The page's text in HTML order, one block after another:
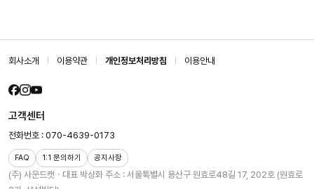
회사소개 이용약관 개인정보처리방침 이용안내
(주) 사운드캣ㆍ대표 박상화 주소 : 서울특별시 용산구 원효로48길 17, 202호 (원효로
고객센터
전화번호 : 070-4639-0173
FAQ 1:1 문의하기 공지사항